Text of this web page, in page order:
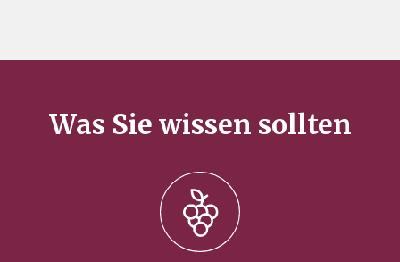
Was Sie wissen sollten